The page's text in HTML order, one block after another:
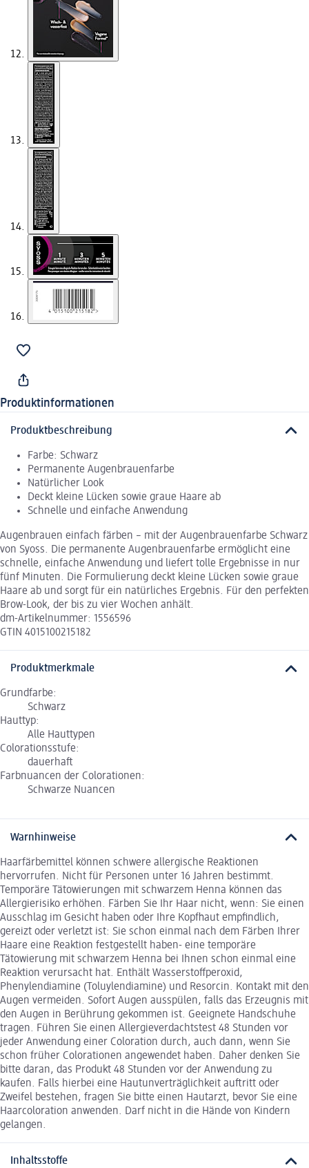
Produktinformationen
Produktbeschreibung
Farbe: Schwarz
Permanente Augenbrauenfarbe
Natürlicher Look
Deckt kleine Lücken sowie graue Haare ab
Schnelle und einfache Anwendung
Augenbrauen einfach färben – mit der Augenbrauenfarbe Schwarz
von Syoss. Die permanente Augenbrauenfarbe ermöglicht eine
schnelle, einfache Anwendung und liefert tolle Ergebnisse in nur
fünf Minuten. Die Formulierung deckt kleine Lücken sowie graue
Haare ab und sorgt für ein natürliches Ergebnis. Für den perfekten
Brow-Look, der bis zu vier Wochen anhält.
dm-Artikelnummer: 1556596
GTIN 4015100215182
Produktmerkmale
Grundfarbe:
Schwarz
Hauttyp:
Alle Hauttypen
Colorationsstufe:
dauerhaft
Farbnuancen der Colorationen:
Schwarze Nuancen
Warnhinweise
Haarfärbemittel können schwere allergische Reaktionen
hervorrufen. Nicht für Personen unter 16 Jahren bestimmt.
Temporäre Tätowierungen mit schwarzem Henna können das
Allergierisiko erhöhen. Färben Sie Ihr Haar nicht, wenn: Sie einen
Ausschlag im Gesicht haben oder Ihre Kopfhaut empfindlich,
gereizt oder verletzt ist: Sie schon einmal nach dem Färben Ihrer
Haare eine Reaktion festgestellt haben- eine temporäre
Tätowierung mit schwarzem Henna bei Ihnen schon einmal eine
Reaktion verursacht hat. Enthält Wasserstoffperoxid,
Phenylendiamine (Toluylendiamine) und Resorcin. Kontakt mit den
Augen vermeiden. Sofort Augen ausspülen, falls das Erzeugnis mit
den Augen in Berührung gekommen ist. Geeignete Handschuhe
tragen. Führen Sie einen Allergieverdachtstest 48 Stunden vor
jeder Anwendung einer Coloration durch, auch dann, wenn Sie
schon früher Colorationen angewendet haben. Daher denken Sie
bitte daran, das Produkt 48 Stunden vor der Anwendung zu
kaufen. Falls hierbei eine Hautunverträglichkeit auftritt oder
Zweifel bestehen, fragen Sie bitte einen Hautarzt, bevor Sie eine
Haarcoloration anwenden. Darf nicht in die Hände von Kindern
gelangen.
Inhaltsstoffe